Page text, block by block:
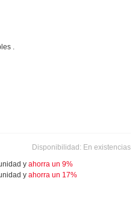
.
Disponibilidad: En existencias
y ahorra un 9%
y ahorra un 17%